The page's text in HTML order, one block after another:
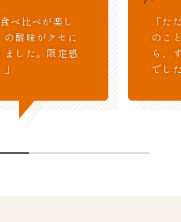
べ比べが楽し
酸味がクセに
ました。限定感
「た
のこ
ら、
でし